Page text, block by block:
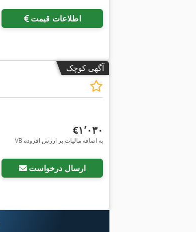
اطلاعات قیمت
آگهی کوچک
‎€۱٬۰۳۰
VB به اضافه مالیات بر ارزش افزوده
ارسال درخواست